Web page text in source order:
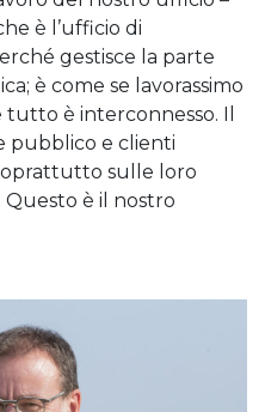
è l’ufficio di
gestisce la parte
è come se lavorassimo
è interconnesso. Il
pubblico e clienti
sulle loro
è il nostro